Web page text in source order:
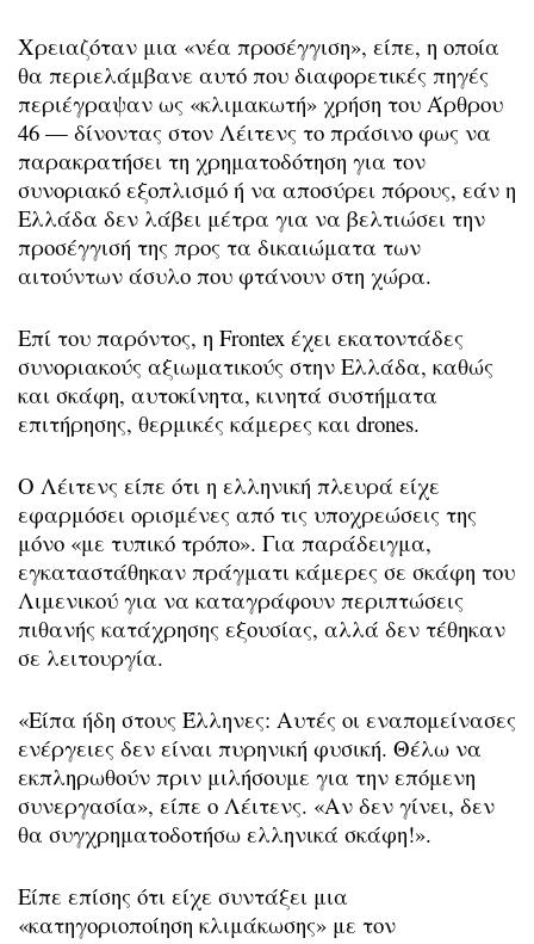
Χρειαζόταν μια «νέα προσέγγιση», είπε, η οποία
θα περιελάμβανε αυτό που διαφορετικές πηγές
περιέγραψαν ως «κλιμακωτή» χρήση του Άρθρου
46 — δίνοντας στον Λέιτενς το πράσινο φως να
παρακρατήσει τη χρηματοδότηση για τον
συνοριακό εξοπλισμό ή να αποσύρει πόρους, εάν η
Ελλάδα δεν λάβει μέτρα για να βελτιώσει την
προσέγγισή της προς τα δικαιώματα των
αιτούντων άσυλο που φτάνουν στη χώρα.
Επί του παρόντος, η Frontex έχει εκατοντάδες
συνοριακούς αξιωματικούς στην Ελλάδα, καθώς
και σκάφη, αυτοκίνητα, κινητά συστήματα
επιτήρησης, θερμικές κάμερες και drones.
Ο Λέιτενς είπε ότι η ελληνική πλευρά είχε
εφαρμόσει ορισμένες από τις υποχρεώσεις της
μόνο «με τυπικό τρόπο». Για παράδειγμα,
εγκαταστάθηκαν πράγματι κάμερες σε σκάφη του
Λιμενικού για να καταγράφουν περιπτώσεις
πιθανής κατάχρησης εξουσίας, αλλά δεν τέθηκαν
σε λειτουργία.
«Είπα ήδη στους Έλληνες: Αυτές οι εναπομείνασες
ενέργειες δεν είναι πυρηνική φυσική. Θέλω να
εκπληρωθούν πριν μιλήσουμε για την επόμενη
συνεργασία», είπε ο Λέιτενς. «Αν δεν γίνει, δεν
θα συγχρηματοδοτήσω ελληνικά σκάφη!».
Είπε επίσης ότι είχε συντάξει μια
«κατηγοριοποίηση κλιμάκωσης» με τον